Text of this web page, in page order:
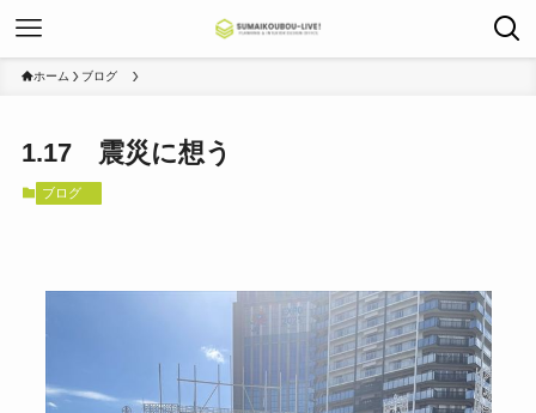
ホーム ブログ
1.17 震災に想う
ブログ